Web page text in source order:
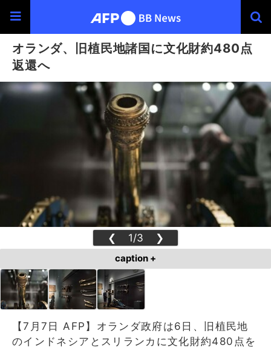
オランダ、旧植民地諸国に文化財約480点
返還へ
❮ 1/3 ❯
caption +
【7月7日 AFP】オランダ政府は6日、旧植民地
のインドネシアとスリランカに文化財約480点を